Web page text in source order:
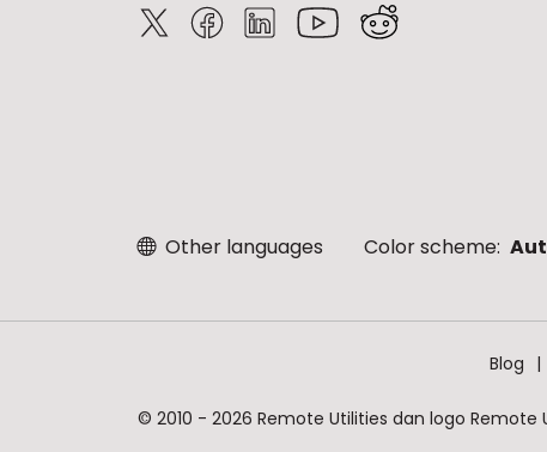
Other languages Color scheme:
Blog
© 2010 - 2026 Remote Utilities dan logo